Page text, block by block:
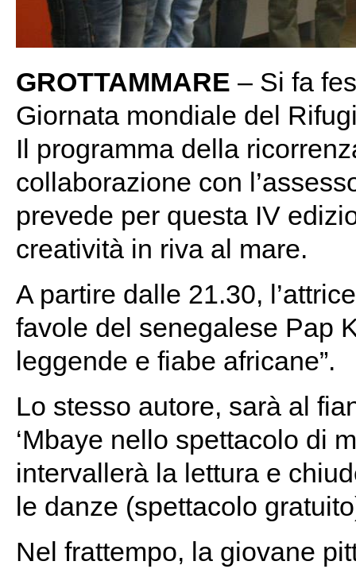
GROTTAMMARE – Si fa
Giornata mondiale del
Il programma della
collaborazione con
prevede per questa IV
creatività in riva al mare.
A partire dalle 21.30,
favole del senegalese Pap
leggende e fiabe africane”.
Lo stesso autore, sarà al
‘Mbaye nello spettacolo di
intervallerà la lettura e
le danze (spettacolo
Nel frattempo, la giovane